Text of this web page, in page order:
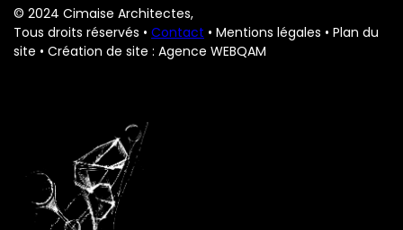
© 2024 Cimaise Architectes,
Tous droits réservés • Contact • Mentions légales • Plan du
site • Création de site : Agence WEBQAM